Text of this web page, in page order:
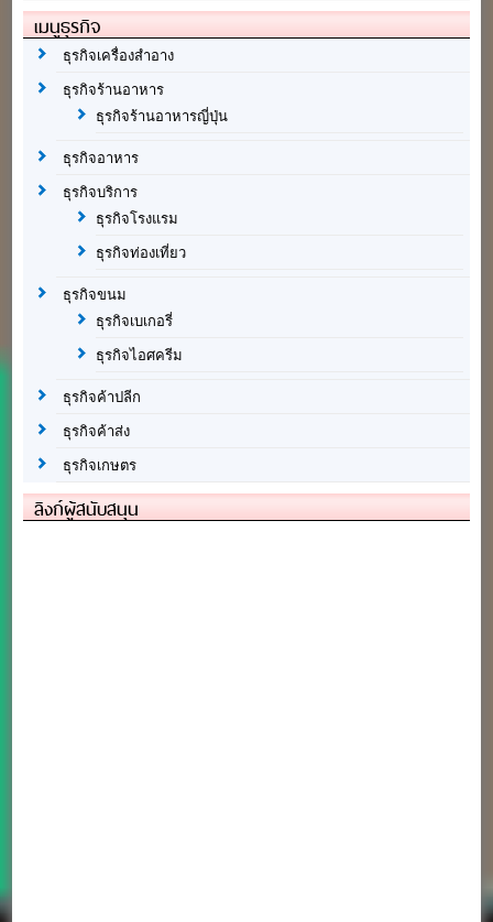
เมนูธุรกิจ
ธุรกิจเครื่องสำอาง
ธุรกิจร้านอาหาร
ธุรกิจร้านอาหารญี่ปุ่น
ธุรกิจอาหาร
ธุรกิจบริการ
ธุรกิจโรงแรม
ธุรกิจท่องเที่ยว
ธุรกิจขนม
ธุรกิจเบเกอรี่
ธุรกิจไอศครีม
ธุรกิจค้าปลีก
ธุรกิจค้าส่ง
ธุรกิจเกษตร
ลิงก์ผู้สนับสนุน